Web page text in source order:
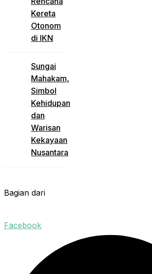
Kereta
Otonom
di IKN
Sungai
Mahakam,
Simbol
Kehidupan
dan
Warisan
Kekayaan
Nusantara
Bagian dari
Facebook